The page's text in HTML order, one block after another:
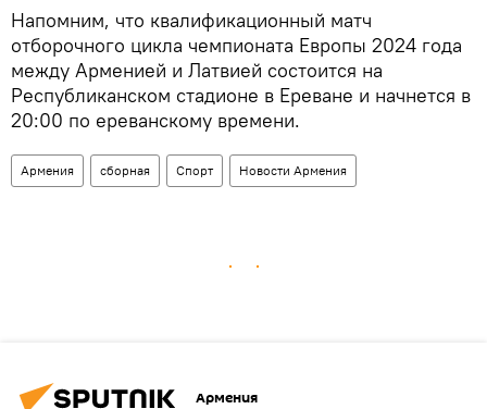
Напомним, что квалификационный матч
отборочного цикла чемпионата Европы 2024 года
между Арменией и Латвией состоится на
Республиканском стадионе в Ереване и начнется в
20:00 по ереванскому времени.
Армения сборная Спорт Новости Армения
Армения